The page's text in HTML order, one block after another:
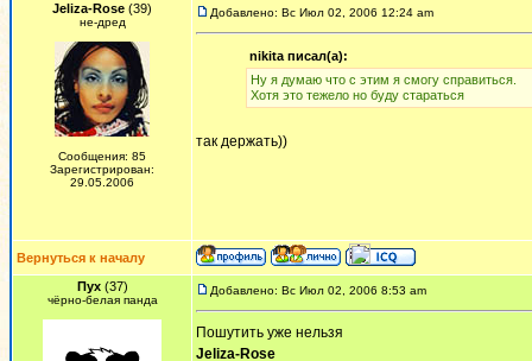
Jeliza-Rose (39)
не-дред
Сообщения: 85
Зарегистрирован:
29.05.2006
Добавлено: Вс Июл 02, 2006 12:24 am
nikita писал(а):
Ну я думаю что с этим я смогу справиться.
Хотя это тежело но буду стараться
так держать))
Вернуться к началу
Пух(37)
чёрно-белая панда
Добавлено: Вс Июл 02, 2006 8:53 am
Пошутить уже нельзя
Jeliza-Rose